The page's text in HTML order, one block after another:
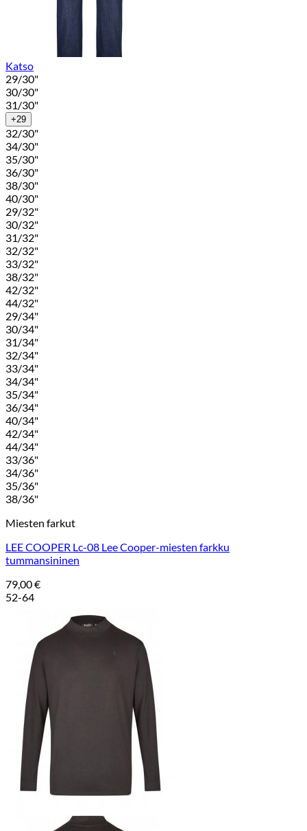
Katso
29/30"
30/30"
31/30"
+29
32/30"
34/30"
35/30"
36/30"
38/30"
40/30"
29/32"
30/32"
31/32"
32/32"
33/32"
38/32"
42/32"
44/32"
29/34"
30/34"
31/34"
32/34"
33/34"
34/34"
35/34"
36/34"
40/34"
42/34"
44/34"
33/36"
34/36"
35/36"
38/36"
Miesten farkut
LEE COOPER Lc-08 Lee Cooper-miesten farkku
tummansininen
79,00€
52-64